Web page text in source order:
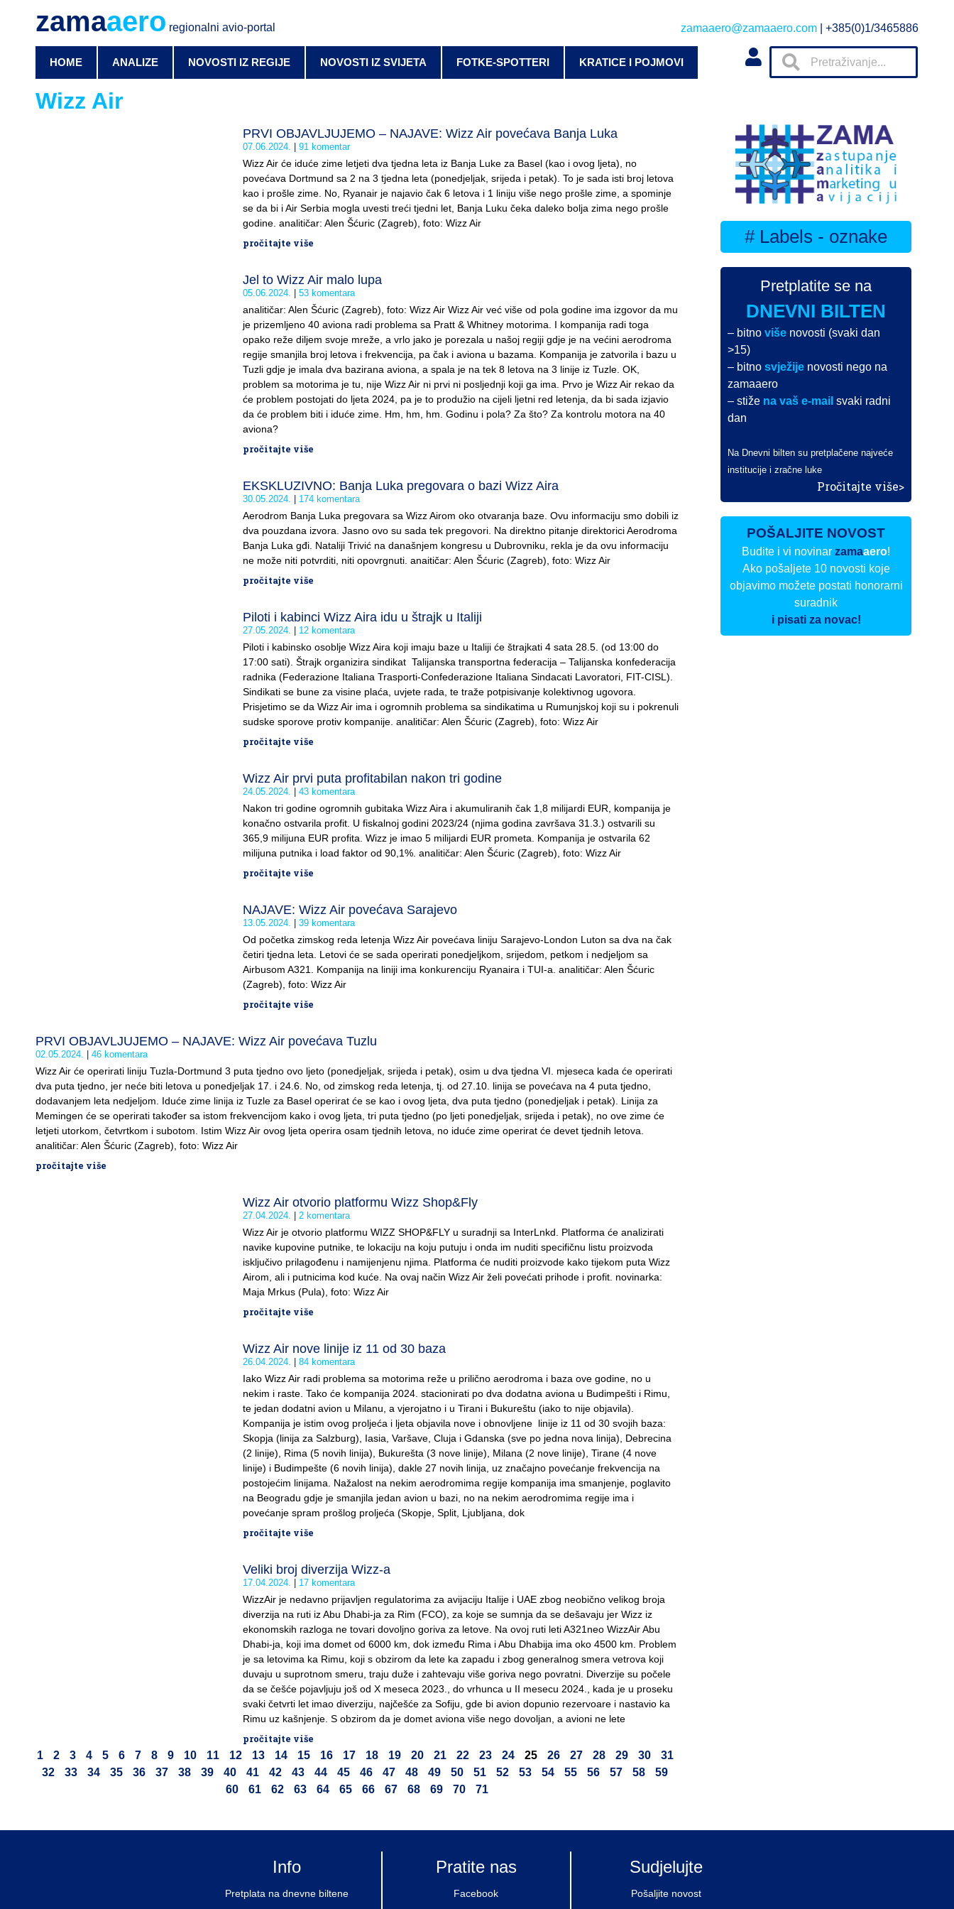
zamaaero regionalni avio-portal zamaaero@zamaaero.com | +385(0)1/3465886
HOME ANALIZE NOVOSTI IZ REGIJE NOVOSTI IZ SVIJETA FOTKE-SPOTTERI KRATICE I POJMOVI
Wizz Air
PRVI OBJAVLJUJEMO – NAJAVE: Wizz Air povećava Banja Luka
07.06.2024. 91 komentar
Wizz Air će iduće zime letjeti dva tjedna leta iz Banja Luke za Basel (kao i ovog ljeta), no
povećava Dortmund sa 2 na 3 tjedna leta (ponedjeljak, srijeda i petak). To je sada isti broj letova
kao i prošle zime. No, Ryanair je najavio čak 6 letova i 1 liniju više nego prošle zime, a spominje
se da bi i Air Serbia mogla uvesti treći tjedni let, Banja Luku čeka daleko bolja zima nego prošle
godine. analitičar: Alen Šćuric (Zagreb), foto: Wizz Air
pročitajte više
Jel to Wizz Air malo lupa
05.06.2024. 53 komentara
analitičar: Alen Šćuric (Zagreb), foto: Wizz Air Wizz Air već više od pola godine ima izgovor da mu
je prizemljeno 40 aviona radi problema sa Pratt & Whitney motorima. I kompanija radi toga
opako reže diljem svoje mreže, a vrlo jako je porezala u našoj regiji gdje je na većini aerodroma
regije smanjila broj letova i frekvencija, pa čak i aviona u bazama. Kompanija je zatvorila i bazu u
Tuzli gdje je imala dva bazirana aviona, a spala je na tek 8 letova na 3 linije iz Tuzle. OK,
problem sa motorima je tu, nije Wizz Air ni prvi ni posljednji koji ga ima. Prvo je Wizz Air rekao da
će problem postojati do ljeta 2024, pa je to produžio na cijeli ljetni red letenja, da bi sada izjavio
da će problem biti i iduće zime. Hm, hm, hm. Godinu i pola? Za što? Za kontrolu motora na 40
aviona?
pročitajte više
EKSKLUZIVNO: Banja Luka pregovara o bazi Wizz Aira
30.05.2024. 174 komentara
Aerodrom Banja Luka pregovara sa Wizz Airom oko otvaranja baze. Ovu informaciju smo dobili iz
dva pouzdana izvora. Jasno ovo su sada tek pregovori. Na direktno pitanje direktorici Aerodroma
Banja Luka gđi. Nataliji Trivić na današnjem kongresu u Dubrovniku, rekla je da ovu informaciju
ne može niti potvrditi, niti opovrgnuti. anaitičar: Alen Šćuric (Zagreb), foto: Wizz Air
pročitajte više
Piloti i kabinci Wizz Aira idu u štrajk u Italiji
27.05.2024. 12 komentara
Piloti i kabinsko osoblje Wizz Aira koji imaju baze u Italiji će štrajkati 4 sata 28.5. (od 13:00 do
17:00 sati). Štrajk organizira sindikat Talijanska transportna federacija – Talijanska konfederacija
radnika (Federazione Italiana Trasporti-Confederazione Italiana Sindacati Lavoratori, FIT-CISL).
Sindikati se bune za visine plaća, uvjete rada, te traže potpisivanje kolektivnog ugovora.
Prisjetimo se da Wizz Air ima i ogromnih problema sa sindikatima u Rumunjskoj koji su i pokrenuli
sudske sporove protiv kompanije. analitičar: Alen Šćuric (Zagreb), foto: Wizz Air
pročitajte više
Wizz Air prvi puta profitabilan nakon tri godine
24.05.2024. 43 komentara
Nakon tri godine ogromnih gubitaka Wizz Aira i akumuliranih čak 1,8 milijardi EUR, kompanija je
konačno ostvarila profit. U fiskalnoj godini 2023/24 (njima godina završava 31.3.) ostvarili su
365,9 milijuna EUR profita. Wizz je imao 5 milijardi EUR prometa. Kompanija je ostvarila 62
milijuna putnika i load faktor od 90,1%. analitičar: Alen Šćuric (Zagreb), foto: Wizz Air
pročitajte više
NAJAVE: Wizz Air povećava Sarajevo
13.05.2024. 39 komentara
Od početka zimskog reda letenja Wizz Air povećava liniju Sarajevo-London Luton sa dva na čak
četiri tjedna leta. Letovi će se sada operirati ponedjeljkom, srijedom, petkom i nedjeljom sa
Airbusom A321. Kompanija na liniji ima konkurenciju Ryanaira i TUI-a. analitičar: Alen Šćuric
(Zagreb), foto: Wizz Air
pročitajte više
PRVI OBJAVLJUJEMO – NAJAVE: Wizz Air povećava Tuzlu
02.05.2024. 46 komentara
Wizz Air će operirati liniju Tuzla-Dortmund 3 puta tjedno ovo ljeto (ponedjeljak, srijeda i petak), osim u dva tjedna VI. mjeseca kada će operirati
dva puta tjedno, jer neće biti letova u ponedjeljak 17. i 24.6. No, od zimskog reda letenja, tj. od 27.10. linija se povećava na 4 puta tjedno,
dodavanjem leta nedjeljom. Iduće zime linija iz Tuzle za Basel operirat će se kao i ovog ljeta, dva puta tjedno (ponedjeljak i petak). Linija za
Memingen će se operirati također sa istom frekvencijom kako i ovog ljeta, tri puta tjedno (po ljeti ponedjeljak, srijeda i petak), no ove zime će
letjeti utorkom, četvrtkom i subotom. Istim Wizz Air ovog ljeta operira osam tjednih letova, no iduće zime operirat će devet tjednih letova.
analitičar: Alen Šćuric (Zagreb), foto: Wizz Air
pročitajte više
Wizz Air otvorio platformu Wizz Shop&Fly
27.04.2024. 2 komentara
Wizz Air je otvorio platformu WIZZ SHOP&FLY u suradnji sa InterLnkd. Platforma će analizirati
navike kupovine putnike, te lokaciju na koju putuju i onda im nuditi specifičnu listu proizvoda
isključivo prilagođenu i namijenjenu njima. Platforma će nuditi proizvode kako tijekom puta Wizz
Airom, ali i putnicima kod kuće. Na ovaj način Wizz Air želi povećati prihode i profit. novinarka:
Maja Mrkus (Pula), foto: Wizz Air
pročitajte više
Wizz Air nove linije iz 11 od 30 baza
26.04.2024. 84 komentara
Iako Wizz Air radi problema sa motorima reže u prilično aerodroma i baza ove godine, no u
nekim i raste. Tako će kompanija 2024. stacionirati po dva dodatna aviona u Budimpešti i Rimu,
te jedan dodatni avion u Milanu, a vjerojatno i u Tirani i Bukureštu (iako to nije objavila).
Kompanija je istim ovog proljeća i ljeta objavila nove i obnovljene linije iz 11 od 30 svojih baza:
Skopja (linija za Salzburg), Iasia, Varšave, Cluja i Gdanska (sve po jedna nova linija), Debrecina
(2 linije), Rima (5 novih linija), Bukurešta (3 nove linije), Milana (2 nove linije), Tirane (4 nove
linije) i Budimpešte (6 novih linija), dakle 27 novih linija, uz značajno povećanje frekvencija na
postojećim linijama. Nažalost na nekim aerodromima regije kompanija ima smanjenje, poglavito
na Beogradu gdje je smanjila jedan avion u bazi, no na nekim aerodromima regije ima i
povećanje spram prošlog proljeća (Skopje, Split, Ljubljana, dok
pročitajte više
Veliki broj diverzija Wizz-a
17.04.2024. 17 komentara
WizzAir je nedavno prijavljen regulatorima za avijaciju Italije i UAE zbog neobično velikog broja
diverzija na ruti iz Abu Dhabi-ja za Rim (FCO), za koje se sumnja da se dešavaju jer Wizz iz
ekonomskih razloga ne tovari dovoljno goriva za letove. Na ovoj ruti leti A321neo WizzAir Abu
Dhabi-ja, koji ima domet od 6000 km, dok između Rima i Abu Dhabija ima oko 4500 km. Problem
je sa letovima ka Rimu, koji s obzirom da lete ka zapadu i zbog generalnog smera vetrova koji
duvaju u suprotnom smeru, traju duže i zahtevaju više goriva nego povratni. Diverzije su počele
da se češće pojavljuju još od X meseca 2023., do vrhunca u II mesecu 2024., kada je u proseku
svaki četvrti let imao diverziju, najčešće za Sofiju, gde bi avion dopunio rezervoare i nastavio ka
Rimu uz kašnjenje. S obzirom da je domet aviona više nego dovoljan, a avioni ne lete
pročitajte više
1 2 3 4 5 6 7 8 9 10 11 12 13 14 15 16 17 18 19 20 21 22 23 24 25 26 27 28 29 30
31
32
33 34 35 36 37 38 39 40 41 42 43 44 45 46 47 48 49 50 51 52 53 54 55 56 57 58
59
60
61 62 63 64 65 66 67 68 69 70 71
# Labels - oznake
Pretplatite se na
DNEVNI BILTEN
– bitnoviše novosti (svaki dan
>15)
– bitnosvježije novosti nego na
zamaaero
– stiže na vaš e-mail svaki radni
dan
Na Dnevni bilten su pretplačene najveće
institucije i zračne luke
Pročitajte više>
POŠALJITE NOVOST
Budite i vi novinarzamaaero!
Ako pošaljete 10 novosti koje
objavimo možete postati honorarni
suradnik
i pisati za novac!
Info
Pretplata na dnevne biltene
Pratite nas
Facebook
Sudjelujte
Pošaljite novost